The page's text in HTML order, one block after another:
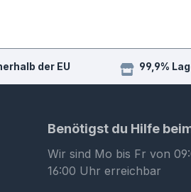
der EU 99,9%
Benötigst du Hilfe
Wir sind Mo bis Fr von
16:00 Uhr erreichbar